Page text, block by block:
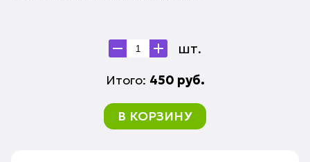
шт.
Итого: 450 руб.
В КОРЗИНУ